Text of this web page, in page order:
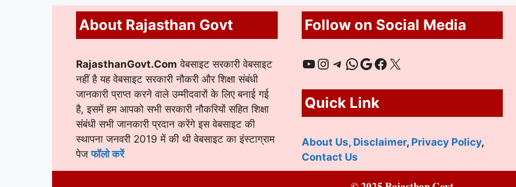
About Rajasthan Govt
RajasthanGovt.Com वेबसाइट सरकारी वेबसाइट
नहीं है यह वेबसाइट सरकारी नौकरी और शिक्षा संबंधी
जानकारी प्राप्त करने वाले उम्मीदवारों के लिए बनाई गई
है, इसमें हम आपको सभी सरकारी नौकरियों सहित शिक्षा
संबंधी सभी जानकारी प्रदान करेंगे इस वेबसाइट की
स्थापना जनवरी 2019 में की थी वेबसाइट का इंस्टाग्राम
पेजफॉलो करें
Follow on Social Media
YouTube
Instagram
Telegram
WhatsApp
Google
Facebook
X
Quick Link
About Us, Disclaimer, Privacy Policy,
Contact Us